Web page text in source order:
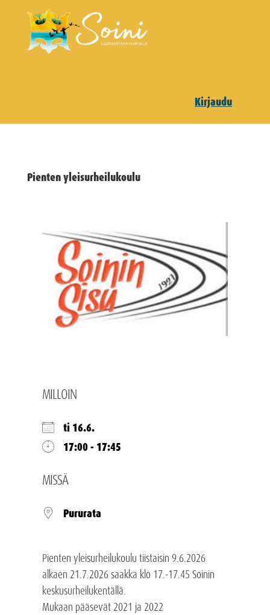
Kirjaudu
Pienten yleisurheilukoulu
MILLOIN
ti 16.6.
17:00 - 17:45
MISSÄ
Pururata
Pienten yleisurheilukoulu tiistaisin 9.6.2026
alkaen 21.7.2026 saakka klo 17.-17.45 Soinin
keskusurheilukentällä.
Mukaan pääsevät 2021 ja 2022